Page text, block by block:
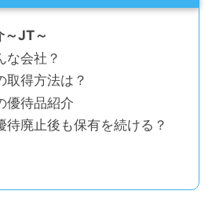
～JT～
な会社？
得方法は？
待品紹介
廃止後も保有を続ける？